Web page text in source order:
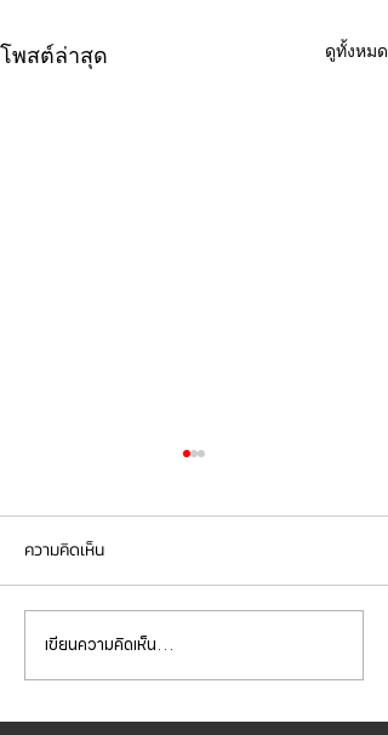
โพสต์ล่าสุด ดูทั้งหมด
Mercedes Benz E350e เข้า
รับบริการเปลี่ยนจานเบรก ผ้า
เบรกหน้า พร้อมเซ็นเซอร์
ความคิดเห็น
เขียนความคิดเห็น…